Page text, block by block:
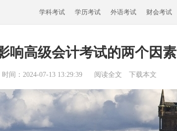
学科考试 学历考试 外语考试 财会考试
响高级会计考试的两个因素
时间：2024-07-13 13:29:39 阅读全文 下载本文